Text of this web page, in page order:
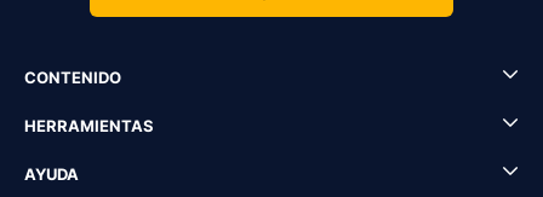
CONTENIDO
HERRAMIENTAS
AYUDA